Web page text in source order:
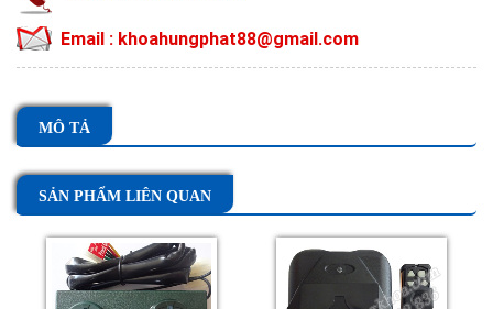
Email : khoahungphat88@gmail.com
MÔ TẢ
SẢN PHẨM LIÊN QUAN